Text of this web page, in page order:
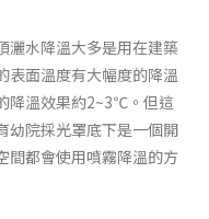
灑水降溫大多是用在建築
表面溫度有大幅度的降溫
降溫效果約2~3℃。但這
幼院採光罩底下是一個開
間都會使用噴霧降溫的方